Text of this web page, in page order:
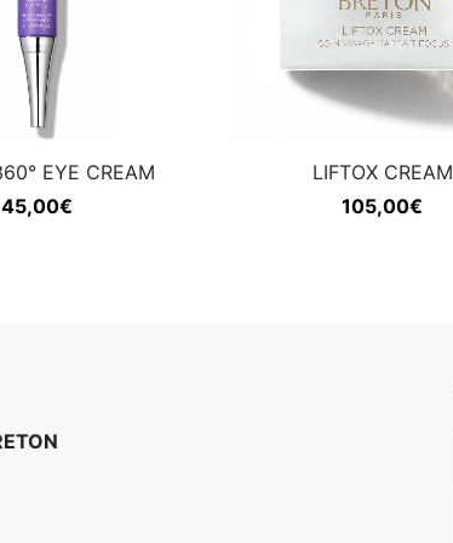
EYE CREAM
45,00€
LIFTOX CREAM
105,00€